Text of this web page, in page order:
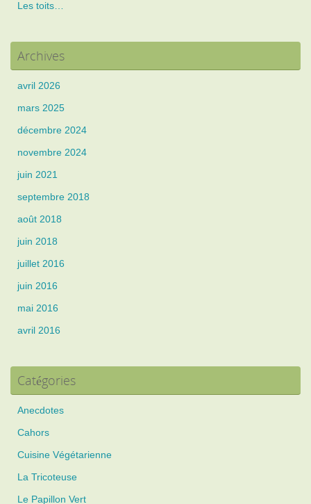
Les toits…
Archives
avril 2026
mars 2025
décembre 2024
novembre 2024
juin 2021
septembre 2018
août 2018
juin 2018
juillet 2016
juin 2016
mai 2016
avril 2016
Catégories
Anecdotes
Cahors
Cuisine Végétarienne
La Tricoteuse
Le Papillon Vert